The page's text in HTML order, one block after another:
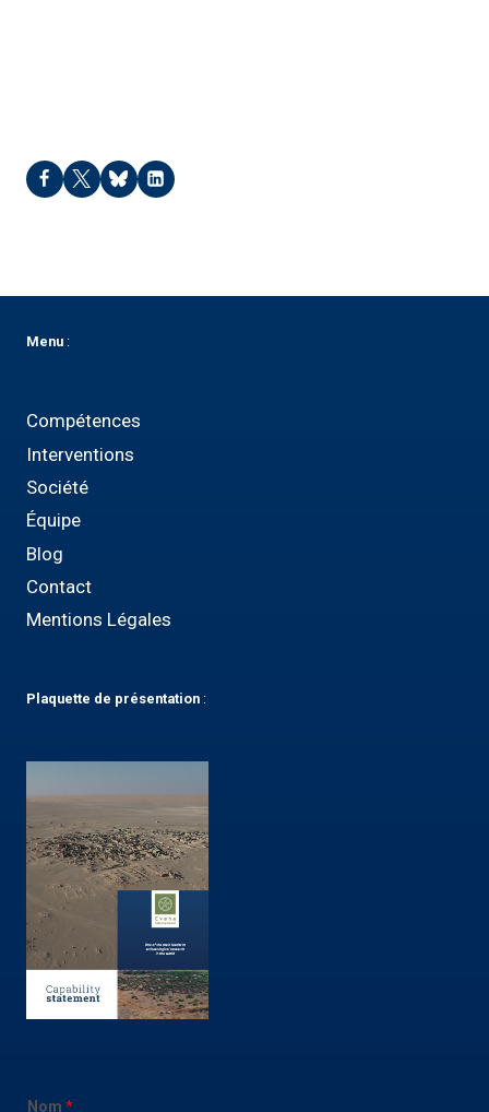
Menu :
Compétences
Interventions
Société
Équipe
Blog
Contact
Mentions Légales
Plaquette de présentation :
Nom *